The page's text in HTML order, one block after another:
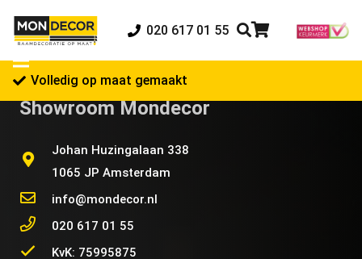
020 617 01 55
Volledig op maat gemaakt
Showroom Mondecor
Johan Huzingalaan 338
1065 JP Amsterdam
info@mondecor.nl
020 617 01 55
KvK: 75995875